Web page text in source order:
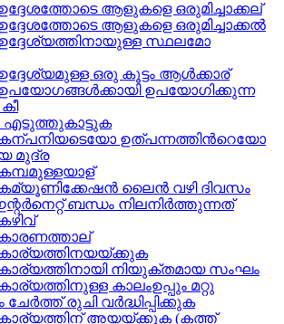
ആളുകളെ ഒരുമിച്ചാക്കല്
ആളുകളെ ഒരുമിച്ചാക്കല്‍
സ്ഥലമോ
ഒരു കൂട്ടം ആള്‍ക്കാര്
ഉപയോഗിക്കുന്ന
എടുത്തുകാട്ടുക
ഉത്പന്നത്തിന്‍റെയോ
മുദ്ര
ലൈന്‍ വഴി ദിവസം
ബന്ധം നിലനിര്‍ത്തുന്നത്
നിയുക്തമായ സംഘം
കാലംഉപ്പും മറ്റു
രുചി വര്‍ദ്ധിപ്പിക്കുക
അയയ്ക്കുക (കത്ത്